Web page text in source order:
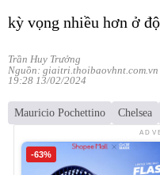
kỳ vọng nhiều hơn ở
Trần Huy Trưởng
Nguồn: giaitri.thoibaovhnt.com.vn
19:28 13/02/2024
Mauricio Pochettino Chelsea
-63%